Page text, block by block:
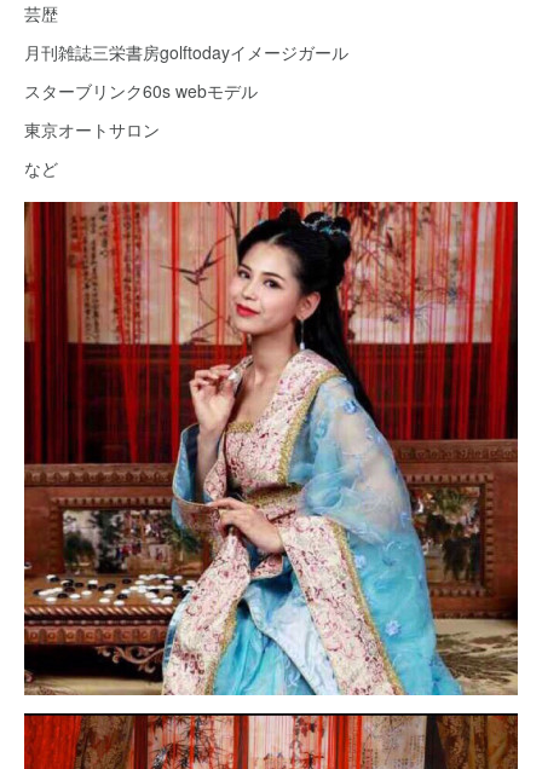
芸歴
月刊雑誌三栄書房golftodayイメージガール
スターブリンク60s webモデル
東京オートサロン
など